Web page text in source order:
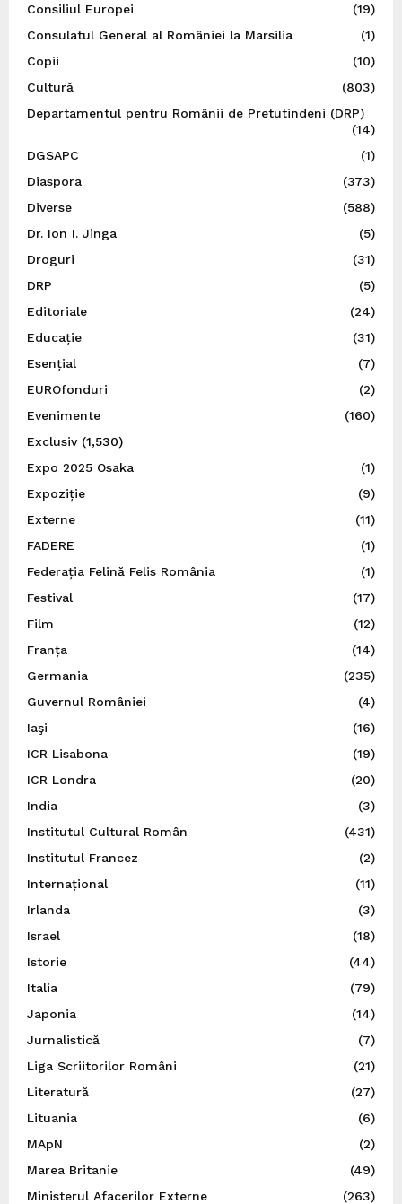
Consiliul Europei
(19)
Consulatul General al României la Marsilia
(1)
Copii
(10)
Cultură
(803)
Departamentul pentru Românii de Pretutindeni (DRP)
(14)
DGSAPC
(1)
Diaspora
(373)
Diverse
(588)
Dr. Ion I. Jinga
(5)
Droguri
(31)
DRP
(5)
Editoriale
(24)
Educație
(31)
Esențial
(7)
EUROfonduri
(2)
Evenimente
(160)
Exclusiv(1,530)
Expo 2025 Osaka
(1)
Expoziție
(9)
Externe
(11)
FADERE
(1)
Federația Felină Felis România
(1)
Festival
(17)
Film
(12)
Franța
(14)
Germania
(235)
Guvernul României
(4)
Iaşi
(16)
ICR Lisabona
(19)
ICR Londra
(20)
India
(3)
Institutul Cultural Român
(431)
Institutul Francez
(2)
Internațional
(11)
Irlanda
(3)
Israel
(18)
Istorie
(44)
Italia
(79)
Japonia
(14)
Jurnalistică
(7)
Liga Scriitorilor Români
(21)
Literatură
(27)
Lituania
(6)
MApN
(2)
Marea Britanie
(49)
Ministerul Afacerilor Externe
(263)